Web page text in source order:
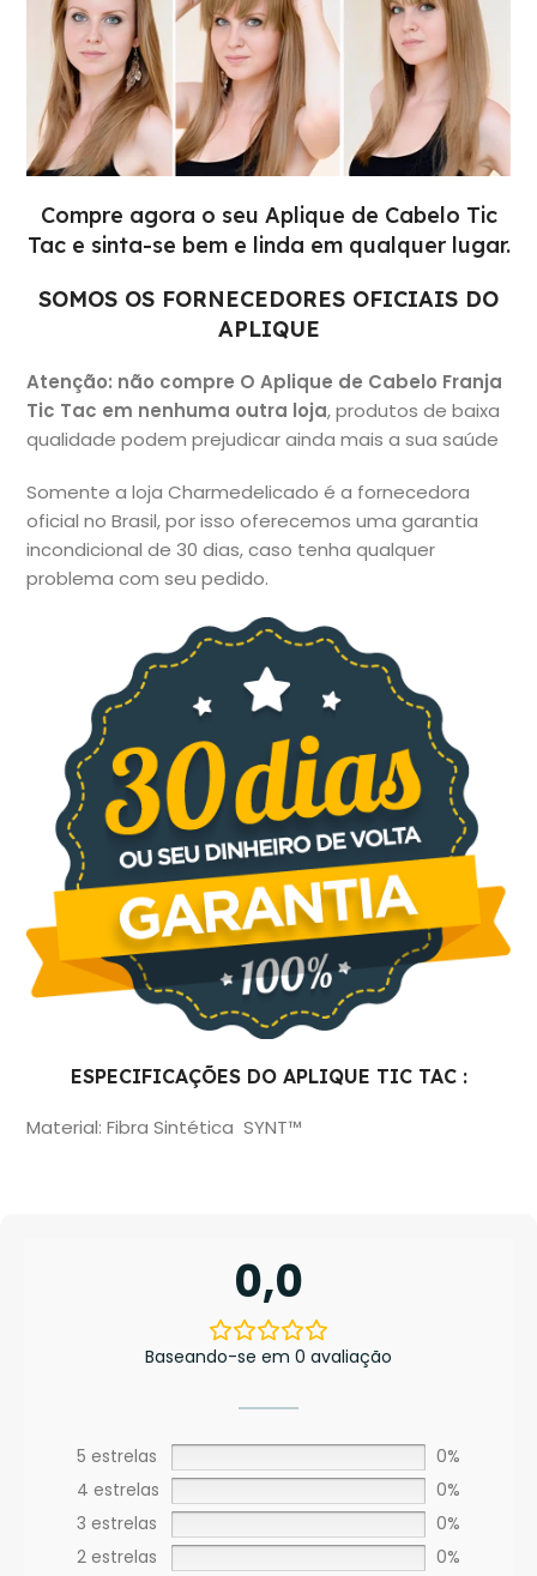
Compre agora o seu Aplique de Cabelo Tic
Tac e sinta-se bem e linda em qualquer lugar.
SOMOS OS FORNECEDORES OFICIAIS DO
APLIQUE
Atenção: não compre O Aplique de Cabelo Franja
Tic Tac em nenhuma outra loja, produtos de baixa
qualidade podem prejudicar ainda mais a sua saúde
Somente a loja Charmedelicado é a fornecedora
oficial no Brasil, por isso oferecemos uma garantia
incondicional de 30 dias, caso tenha qualquer
problema com seu pedido.
ESPECIFICAÇÕES DO APLIQUE TIC TAC :
Material: Fibra Sintética SYNT™
0,0
Baseando-se em 0 avaliação
5 estrelas
0%
4 estrelas
0%
3 estrelas
0%
2 estrelas
0%